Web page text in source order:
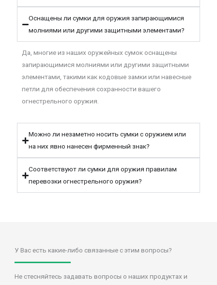
Оснащены ли сумки для оружия запирающимися
молниями или другими защитными элементами?
Да, многие из наших оружейных сумок оснащены
запирающимися молниями или другими защитными
элементами, такими как кодовые замки или навесные
петли для обеспечения сохранности вашего
огнестрельного оружия.
Можно ли незаметно носить сумки с оружием или
на них явно нанесен фирменный знак?
Соответствуют ли сумки для оружия правилам
перевозки огнестрельного оружия?
У Вас есть какие-либо связанные с этим вопросы?
Не стесняйтесь задавать вопросы о наших продуктах и